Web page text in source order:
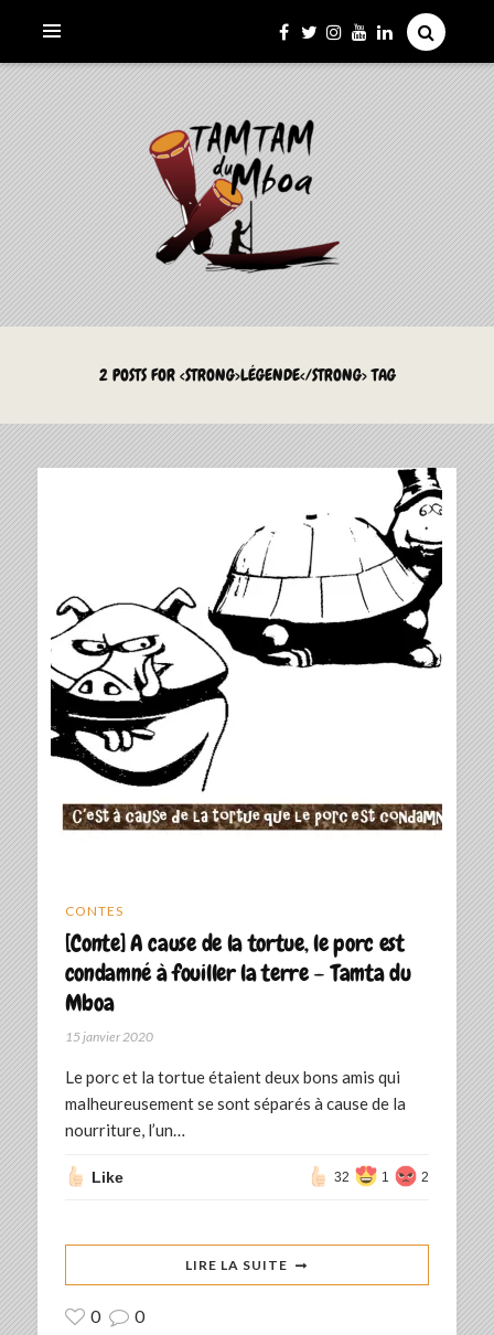
LE TAMTAM DU MBOA
La Culture du Mboa Dévoilée !
2 POSTS FOR <STRONG>LÉGENDE</STRONG> TAG
CONTES
[Conte] A cause de la tortue, le porc est
condamné à fouiller la terre – Tamta du
Mboa
15 janvier 2020
Le porc et la tortue étaient deux bons amis qui
malheureusement se sont séparés à cause de la
nourriture, l’un…
Like 32 1 2
LIRE LA SUITE
0 0